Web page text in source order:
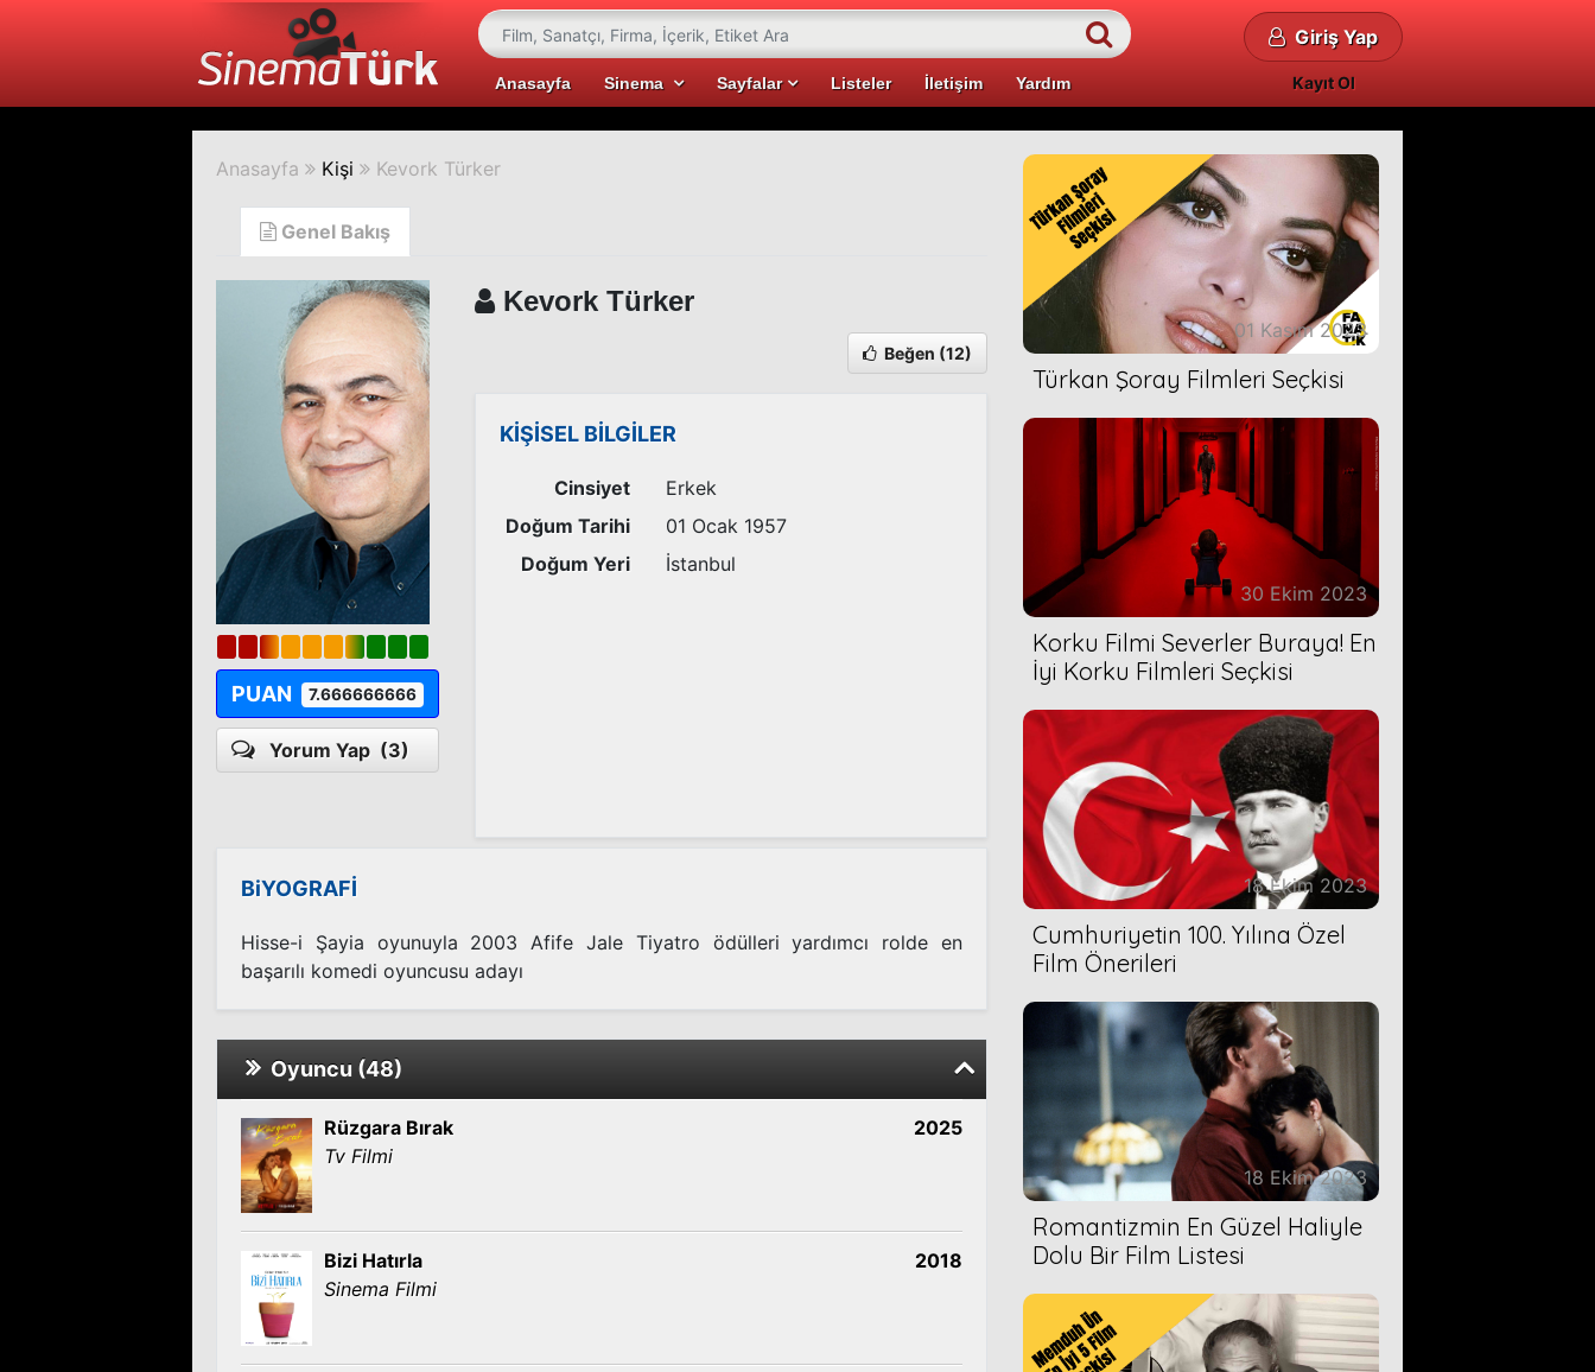
Anasayfa Sinema Sayfalar Listeler İletişim Yardım
Giriş Yap
Kayıt Ol
Anasayfa Kişi Kevork Türker
Genel Bakış
PUAN 7.666666666
Yorum Yap (3)
Kevork Türker
Beğen (12)
KİŞİSEL BİLGİLER
Cinsiyet
Erkek
Doğum Tarihi
01 Ocak 1957
Doğum Yeri
İstanbul
BiYOGRAFİ
Hisse-i Şayia oyunuyla 2003 Afife Jale Tiyatro ödülleri yardımcı rolde en
başarılı komedi oyuncusu adayı
Oyuncu (48)
Rüzgara Bırak
Tv Filmi
2025
Bizi Hatırla
Sinema Filmi
2018
01 Kasım 2023
Türkan Şoray Filmleri Seçkisi
30 Ekim 2023
Korku Filmi Severler Buraya! En
İyi Korku Filmleri Seçkisi
18 Ekim 2023
Cumhuriyetin 100. Yılına Özel
Film Önerileri
18 Ekim 2023
Romantizmin En Güzel Haliyle
Dolu Bir Film Listesi